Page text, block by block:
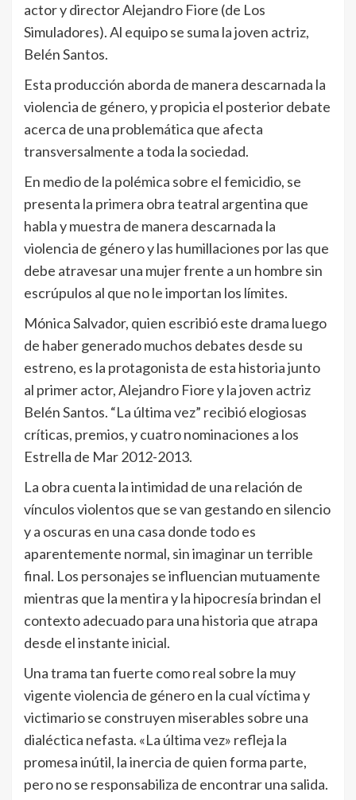
actor y director Alejandro Fiore (de Los
Simuladores). Al equipo se suma la joven actriz,
Belén Santos.
Esta producción aborda de manera descarnada la
violencia de género, y propicia el posterior debate
acerca de una problemática que afecta
transversalmente a toda la sociedad.
En medio de la polémica sobre el femicidio, se
presenta la primera obra teatral argentina que
habla y muestra de manera descarnada la
violencia de género y las humillaciones por las que
debe atravesar una mujer frente a un hombre sin
escrúpulos al que no le importan los límites.
Mónica Salvador, quien escribió este drama luego
de haber generado muchos debates desde su
estreno, es la protagonista de esta historia junto
al primer actor, Alejandro Fiore y la joven actriz
Belén Santos. “La última vez” recibió elogiosas
críticas, premios, y cuatro nominaciones a los
Estrella de Mar 2012-2013.
La obra cuenta la intimidad de una relación de
vínculos violentos que se van gestando en silencio
y a oscuras en una casa donde todo es
aparentemente normal, sin imaginar un terrible
final. Los personajes se influencian mutuamente
mientras que la mentira y la hipocresía brindan el
contexto adecuado para una historia que atrapa
desde el instante inicial.
Una trama tan fuerte como real sobre la muy
vigente violencia de género en la cual víctima y
victimario se construyen miserables sobre una
dialéctica nefasta. «La última vez» refleja la
promesa inútil, la inercia de quien forma parte,
pero no se responsabiliza de encontrar una salida.